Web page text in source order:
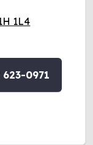
1L4
623-0971